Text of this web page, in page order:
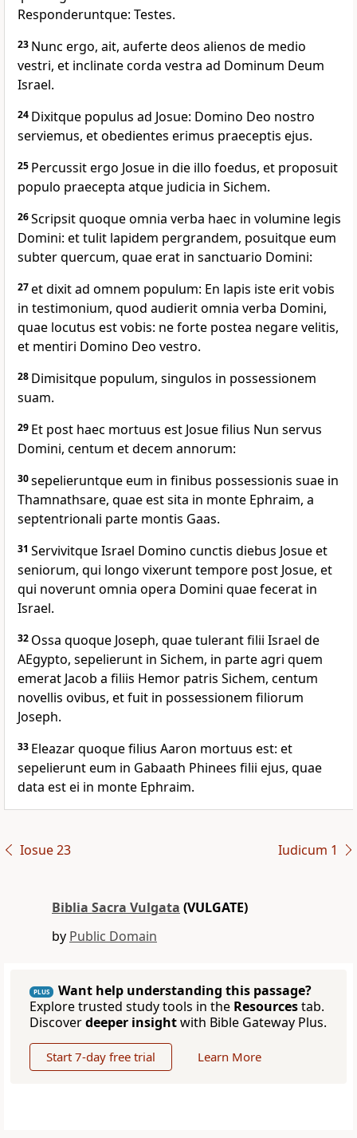
Responderuntque: Testes.
23 Nunc ergo, ait, auferte deos alienos de medio
vestri, et inclinate corda vestra ad Dominum Deum
Israel.
24 Dixitque populus ad Josue: Domino Deo nostro
serviemus, et obedientes erimus praeceptis ejus.
25 Percussit ergo Josue in die illo foedus, et proposuit
populo praecepta atque judicia in Sichem.
26Scripsit quoque omnia verba haec in volumine legis
Domini: et tulit lapidem pergrandem, posuitque eum
subter quercum, quae erat in sanctuario Domini:
27et dixit ad omnem populum: En lapis iste erit vobis
in testimonium, quod audierit omnia verba Domini,
quae locutus est vobis: ne forte postea negare velitis,
et mentiri Domino Deo vestro.
28 Dimisitque populum, singulos in possessionem
suam.
29 Et post haec mortuus est Josue filius Nun servus
Domini, centum et decem annorum:
30sepelieruntque eum in finibus possessionis suae in
Thamnathsare, quae est sita in monte Ephraim, a
septentrionali parte montis Gaas.
31 Servivitque Israel Domino cunctis diebus Josue et
seniorum, qui longo vixerunt tempore post Josue, et
qui noverunt omnia opera Domini quae fecerat in
Israel.
32 Ossa quoque Joseph, quae tulerant filii Israel de
AEgypto, sepelierunt in Sichem, in parte agri quem
emerat Jacob a filiis Hemor patris Sichem, centum
novellis ovibus, et fuit in possessionem filiorum
Joseph.
33 Eleazar quoque filius Aaron mortuus est: et
sepelierunt eum in Gabaath Phinees filii ejus, quae
data est ei in monte Ephraim.
Iosue 23 Iudicum 1
Biblia Sacra Vulgata (VULGATE)
by Public Domain
PLUS
Want help understanding this passage?
Explore trusted study tools in the Resourcestab.
Discoverdeeper insightwith Bible Gateway Plus.
Start 7-day free trial Learn More